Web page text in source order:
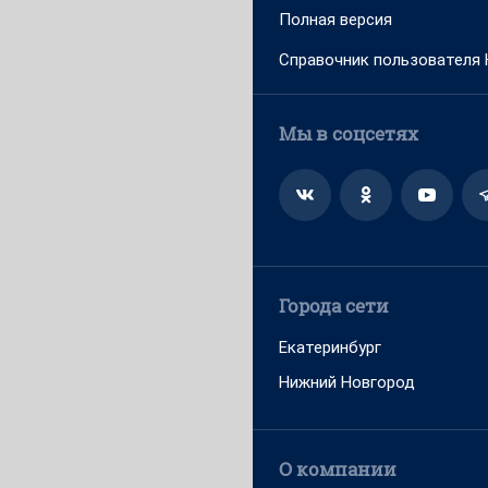
Полная версия
Справочник пользователя
Мы в соцсетях
Города сети
Екатеринбург
Нижний Новгород
О компании